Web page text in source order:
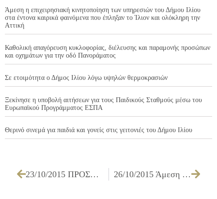
Άμεση η επιχειρησιακή κινητοποίηση των υπηρεσιών του Δήμου Ιλίου
στα έντονα καιρικά φαινόμενα που έπληξαν το Ίλιον και ολόκληρη την
Αττική
Καθολική απαγόρευση κυκλοφορίας, διέλευσης και παραμονής προσώπων
και οχημάτων για την οδό Πανοράματος
Σε ετοιμότητα ο Δήμος Ιλίου λόγω υψηλών θερμοκρασιών
Ξεκίνησε η υποβολή αιτήσεων για τους Παιδικούς Σταθμούς μέσω του
Ευρωπαϊκού Προγράμματος ΕΣΠΑ
Θερινό σινεμά για παιδιά και γονείς στις γειτονιές του Δήμου Ιλίου
23/10/2015 ΠΡΟΣΚΛΗΣΗ ΤΩΝ ΜΕΛΩΝ ΤΗΣ ΕΠΙΤΡΟΠΗΣ ΠΟΙΟΤΗΤΑΣ ΖΩΗΣ ΓΙΑ ΤΗΝ 29/10/2015 26/10/2015 Άμεση ήταν η κινητοποίηση των υπηρεσιών του Δήμου Ιλίου